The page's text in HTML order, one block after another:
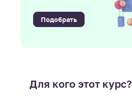
Подобрать
Для кого этот курс?